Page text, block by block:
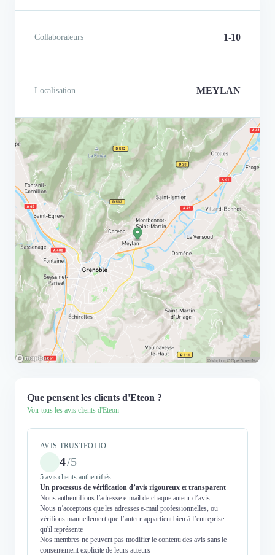
Collaborateurs 1-10
Localisation MEYLAN
Que pensent les clients d'Eteon ?
Voir tous les avis clients d'Eteon
AVIS TRUSTFOLIO
4/5
5 avis clients authentifiés
Un processus de vérification d’avis rigoureux et transparent
Nous authentifions l’adresse e-mail de chaque auteur d’avis
Nous n’acceptons que les adresses e-mail professionnelles, ou
vérifions manuellement que l’auteur appartient bien à l’entreprise
qu'il représente
Nos membres ne peuvent pas modifier le contenu des avis sans le
consentement explicite de leurs auteurs